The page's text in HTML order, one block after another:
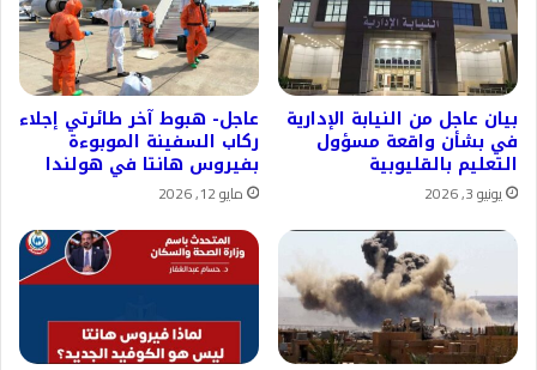
بيان عاجل من النيابة الإدارية
في بشأن واقعة مسؤول
التعليم بالقليوبية
يونيو 3, 2026
عاجل- هبوط آخر طائرتي إجلاء
ركاب السفينة الموبوءة
بفيروس هانتا في هولندا
مايو 12, 2026